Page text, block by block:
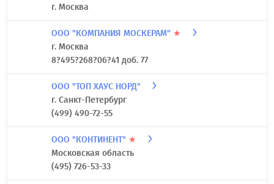
г. Москва
ООО "КОМПАНИЯ МОСКЕРАМ" ★
г. Москва
8?495?268?06?41 доб. 77
ООО "ТОП ХАУС НОРД"
г. Санкт-Петербург
(499) 490-72-55
ООО "КОНТИНЕНТ" ★
Московская область
(495) 726-53-33